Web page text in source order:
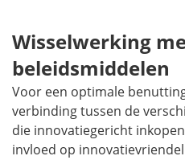
Wisselwerking
beleidsmiddelen
Voor een optimale
verbinding tussen de
die innovatiegericht
invloed op